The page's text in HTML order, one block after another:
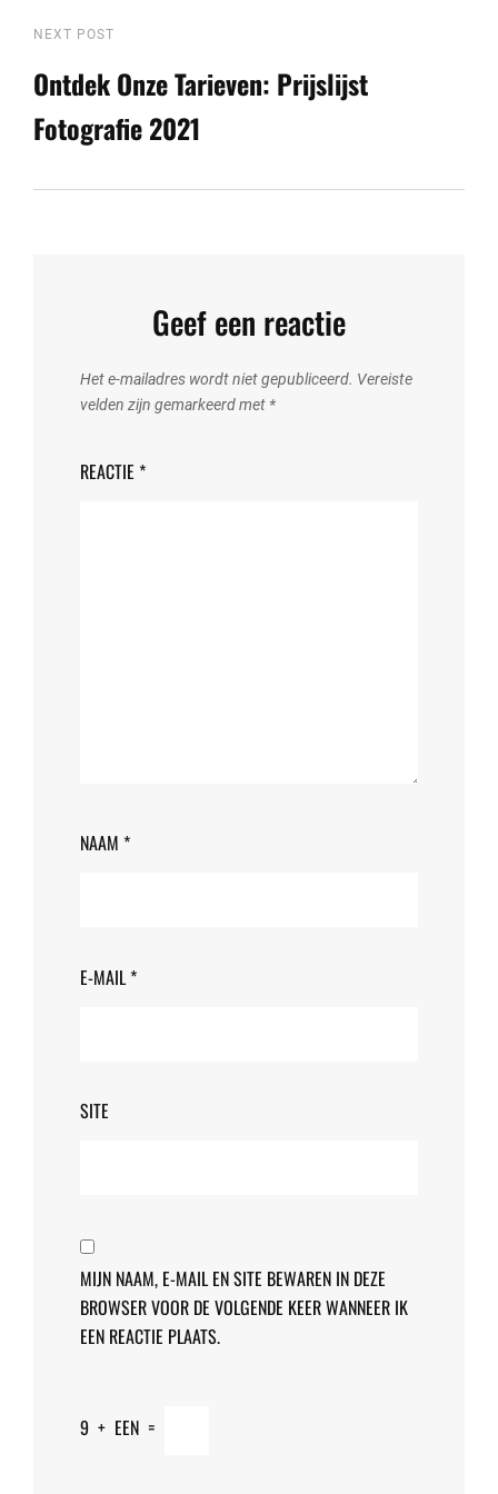
Next
Post
NEXT POST
Ontdek Onze Tarieven: Prijslijst
Fotografie 2021
Geef een reactie
Het e-mailadres wordt niet gepubliceerd. Vereiste
velden zijn gemarkeerd met *
REACTIE *
NAAM *
E-MAIL*
SITE
MIJN NAAM, E-MAIL EN SITE BEWAREN IN DEZE
BROWSER VOOR DE VOLGENDE KEER WANNEER IK
EEN REACTIE PLAATS.
9 + EEN =